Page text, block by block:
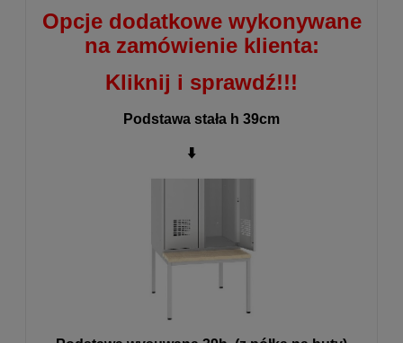
Opcje dodatkowe wykonywane
na zamówienie klienta:
Kliknij i sprawdź!!!
Podstawa stała h 39cm
⬇️